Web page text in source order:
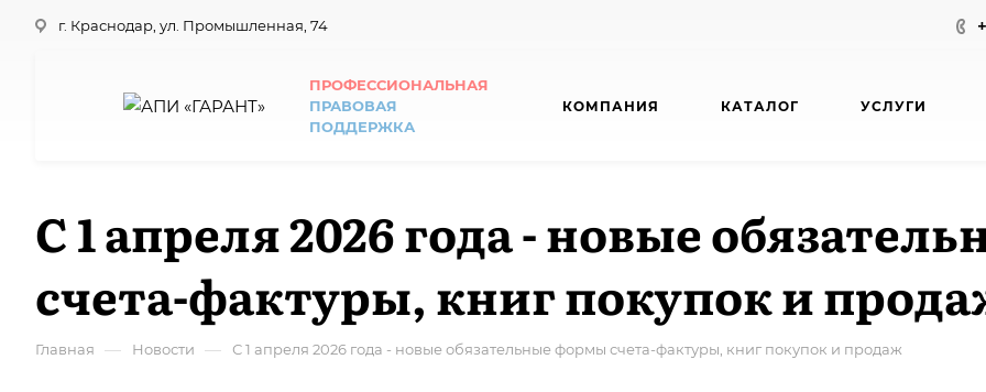
г. Краснодар, ул. Промышленная, 74
ПРОФЕССИОНАЛЬНАЯ
ПРАВОВАЯ
ПОДДЕРЖКА
КОМПАНИЯ КАТАЛОГ УСЛУГИ
С 1 апреля 2026 года - новые
счета-фактуры, книг покупок и
Главная — Новости — С 1 апреля 2026 года - новые обязательные формы счета-фактуры, книг покупок и продаж